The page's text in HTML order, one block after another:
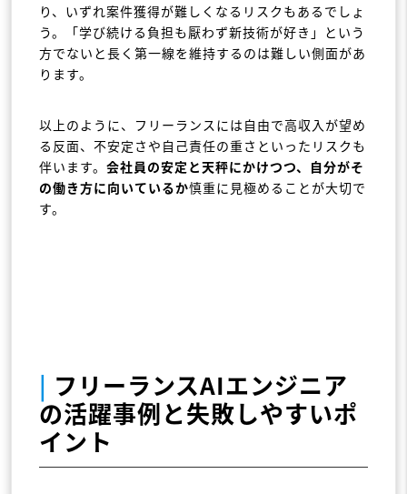
り、いずれ案件獲得が難しくなるリスクもあるでしょ
う。「学び続ける負担も厭わず新技術が好き」という
方でないと長く第一線を維持するのは難しい側面があ
ります。
以上のように、フリーランスには自由で高収入が望め
る反面、不安定さや自己責任の重さといったリスクも
伴います。 会社員の安定と天秤にかけつつ、自分がそ
の働き方に向いているか慎重に見極めることが大切で
す。
| フリーランスAIエンジニア
の活躍事例と失敗しやすいポ
イント